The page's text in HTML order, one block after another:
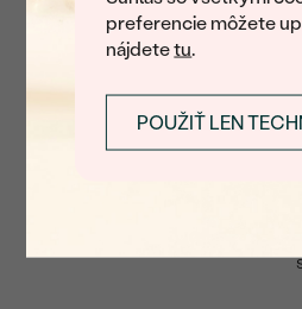
preferencie môžete
nájdetetu.
POUŽIŤ LEN